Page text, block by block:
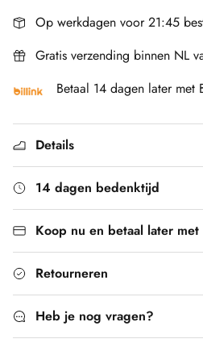
Op werkdagen voor 21:45
Gratis verzending binnen NL
Betaal 14 dagen later met
Details
14 dagen bedenktijd
Koop nu en betaal later
Retourneren
Heb je nog vragen?